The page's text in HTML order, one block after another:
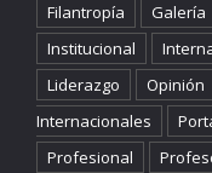
Filantropía
Galería
Institucional
Liderazgo
Opinión
Internacionales
Profesional